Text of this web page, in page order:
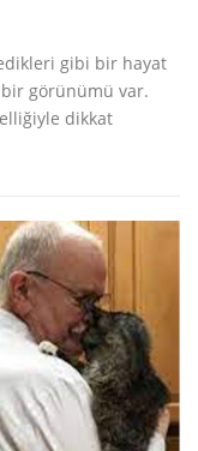
gibi bir hayat
bir görünümü var.
dikkat